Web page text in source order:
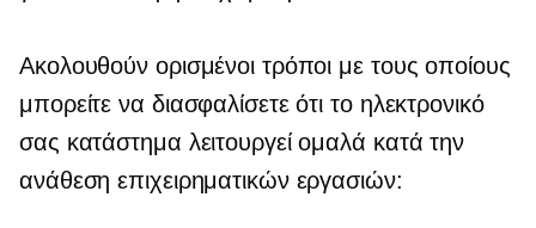
Ακολουθούν ορισμένοι τρόποι με τους οποίους
μπορείτε να διασφαλίσετε ότι το ηλεκτρονικό
σας κατάστημα λειτουργεί ομαλά κατά την
ανάθεση επιχειρηματικών εργασιών: